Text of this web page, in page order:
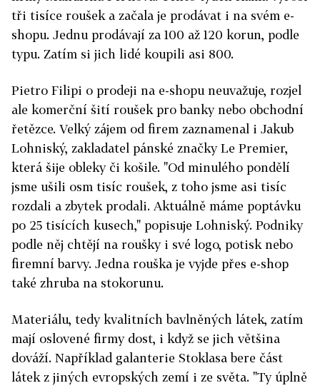
tři tisíce roušek a začala je prodávat i na svém e-
shopu. Jednu prodávají za 100 až 120 korun, podle
typu. Zatím si jich lidé koupili asi 800.
Pietro Filipi o prodeji na e-shopu neuvažuje, rozjel
ale komerční šití roušek pro banky nebo obchodní
řetězce. Velký zájem od firem zaznamenal i Jakub
Lohniský, zakladatel pánské značky Le Premier,
která šije obleky či košile. "Od minulého pondělí
jsme ušili osm tisíc roušek, z toho jsme asi tisíc
rozdali a zbytek prodali. Aktuálně máme poptávku
po 25 tisících kusech," popisuje Lohniský. Podniky
podle něj chtějí na roušky i své logo, potisk nebo
firemní barvy. Jedna rouška je vyjde přes e-shop
také zhruba na stokorunu.
Materiálu, tedy kvalitních bavlněných látek, zatím
mají oslovené firmy dost, i když se jich většina
dováží. Například galanterie Stoklasa bere část
látek z jiných evropských zemí i ze světa. "Ty úplně